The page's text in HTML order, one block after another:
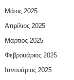
Μάιος 2025
Απρίλιος 2025
Μάρτιος 2025
Φεβρουάριος 2025
Ιανουάριος 2025